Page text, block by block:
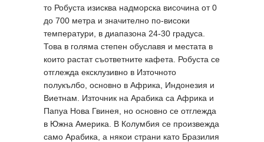
то Робуста изисква надморска височина от 0
до 700 метра и значително по-високи
температури, в диапазона 24-30 градуса.
Това в голяма степен обуславя и местата в
които растат съответните кафета. Робуста се
отглежда ексклузивно в Източното
полукълбо, основно в Африка, Индонезия и
Виетнам. Източник на Арабика са Африка и
Папуа Нова Гвинея, но основно се отглежда
в Южна Америка. В Колумбия се произвежда
само Арабика, а някои страни като Бразилия